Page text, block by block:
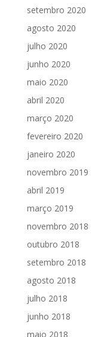
setembro 2020
agosto 2020
julho 2020
junho 2020
maio 2020
abril 2020
março 2020
fevereiro 2020
janeiro 2020
novembro 2019
abril 2019
março 2019
novembro 2018
outubro 2018
setembro 2018
agosto 2018
julho 2018
junho 2018
maio 2018